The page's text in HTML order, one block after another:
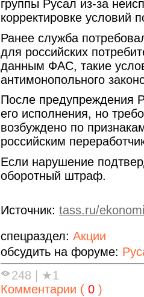
группы Русал из-за
корректировке условий
Ранее служба
для российских
данным ФАС, такие
антимонопольного
После предупреждения
его исполнения, но
возбуждено по
российским
Если нарушение
оборотный штраф.
Источник: tass.ru/
спецраздел: Акции
обсудить на форуме:
248
★1
Комментарии ( 0 )